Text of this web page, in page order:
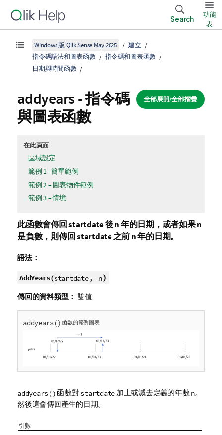
Search
功能
表
Windows 版 Qlik Sense May 2025
建立
指令碼語法和圖表函數
指令碼和圖表函數
日期與時間函數
全部展開/全部摺疊
addyears - 指令碼
與圖表函數
在此頁面
區域設定
範例 1 - 簡單範例
範例 2 – 圖表物件範例
範例 3 – 情境
此函數會傳回startdate後n年的日期，或者如果n
是負數，則傳回 startdate之前n年的日期。
語法：
AddYears(startdate, n)
傳回的資料類型： 雙值
addyears() 函數的範例圖表
addyears() 函數對startdate 加上或減去定義的年數n。
然後這會傳回產生的日期。
引數